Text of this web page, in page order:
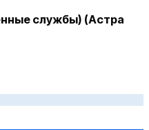
службы) (Астра